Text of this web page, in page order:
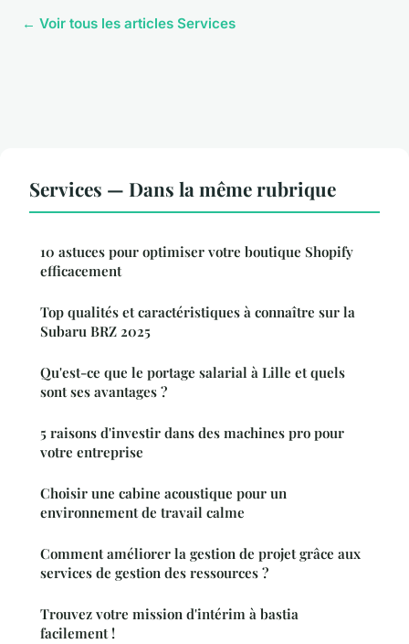
← Voir tous les articles Services
Services — Dans la même rubrique
10 astuces pour optimiser votre boutique Shopify
efficacement
Top qualités et caractéristiques à connaître sur la
Subaru BRZ 2025
Qu'est-ce que le portage salarial à Lille et quels
sont ses avantages ?
5 raisons d'investir dans des machines pro pour
votre entreprise
Choisir une cabine acoustique pour un
environnement de travail calme
Comment améliorer la gestion de projet grâce aux
services de gestion des ressources ?
Trouvez votre mission d'intérim à bastia
facilement !